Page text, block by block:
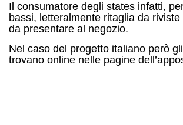
Il consumatore degli states infatti,
bassi, letteralmente ritaglia da
da presentare al negozio.
Nel caso del progetto italiano però
trovano online nelle pagine